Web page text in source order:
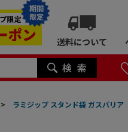
期間
限定
送料について
>
ラミジップ スタンド袋 ガスバリア